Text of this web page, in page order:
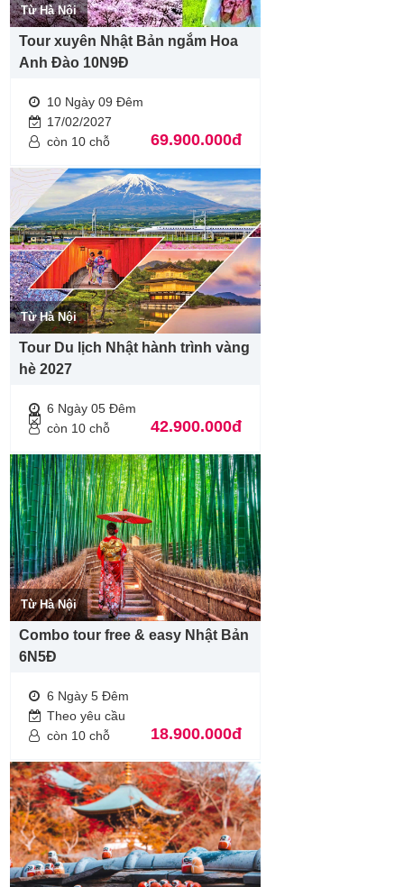
Từ Hà Nội
Tour xuyên Nhật Bản ngắm Hoa
Anh Đào 10N9Đ
10 Ngày 09 Đêm
17/02/2027
còn 10 chỗ
69.900.000đ
Từ Hà Nội
Tour Du lịch Nhật hành trình vàng
hè 2027
6 Ngày 05 Đêm
còn 10 chỗ
42.900.000đ
Từ Hà Nội
Combo tour free & easy Nhật Bản
6N5Đ
6 Ngày 5 Đêm
Theo yêu cầu
còn 10 chỗ
18.900.000đ